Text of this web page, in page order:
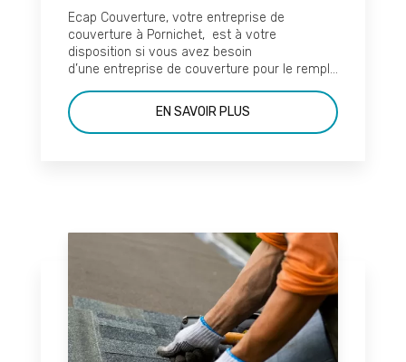
Ecap Couverture, votre entreprise de
couverture à Pornichet, est à votre
disposition si vous avez besoin
d’une entreprise de couverture pour le rempl...
EN SAVOIR PLUS